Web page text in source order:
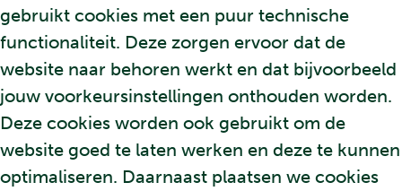
gebruikt cookies met een puur technische
functionaliteit. Deze zorgen ervoor dat de
website naar behoren werkt en dat bijvoorbeeld
jouw voorkeursinstellingen onthouden worden.
Deze cookies worden ook gebruikt om de
website goed te laten werken en deze te kunnen
optimaliseren. Daarnaast plaatsen we cookies